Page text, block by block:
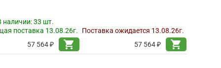
наличии:33 шт.
поставка 13.08.26г.
57 564 ₽
shopping_cart
Поставка ожидается 13.08.26г.
57 564 ₽
shopping_cart